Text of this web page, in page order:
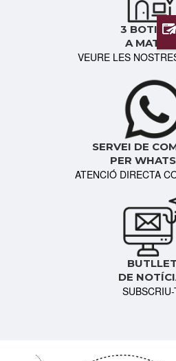
3
A MATARÓ
VEURE LES
SERVEI DE
PER
ATENCIÓ DIRECTA
DE